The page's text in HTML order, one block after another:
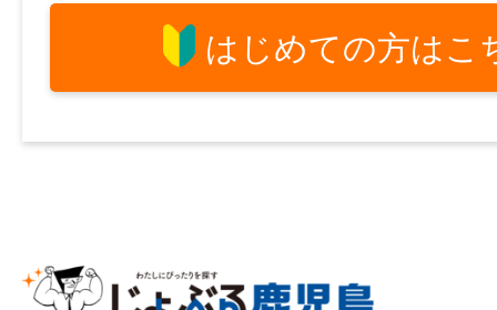
はじめての方はこ